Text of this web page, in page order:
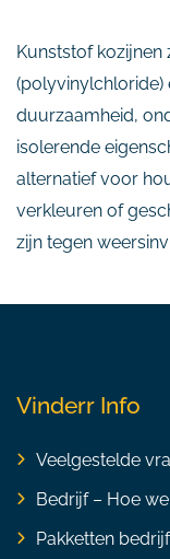
Kunststof kozijnen
(polyvinylchloride)
duurzaamheid,
isolerende
alternatief voor
verkleuren of
zijn tegen
Vinderr Info
Veelgestelde
Bedrijf – Hoe
Pakketten